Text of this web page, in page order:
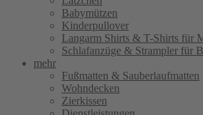
Babymützen
Kinderpullover
Langarm Shirts & T-Shirts für
Schlafanzüge & Strampler für
mehr
Fußmatten & Sauberlaufmatten
Wohndecken
Zierkissen